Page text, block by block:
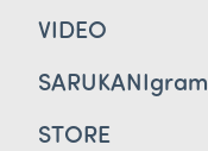
VIDEO
SARUKANIgram
STORE